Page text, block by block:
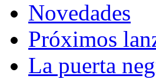
Novedades
Próximos
La puerta